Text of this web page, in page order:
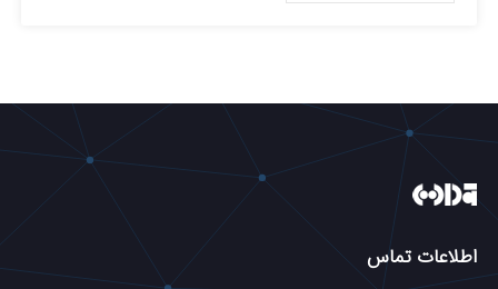
اطلاعات تماس